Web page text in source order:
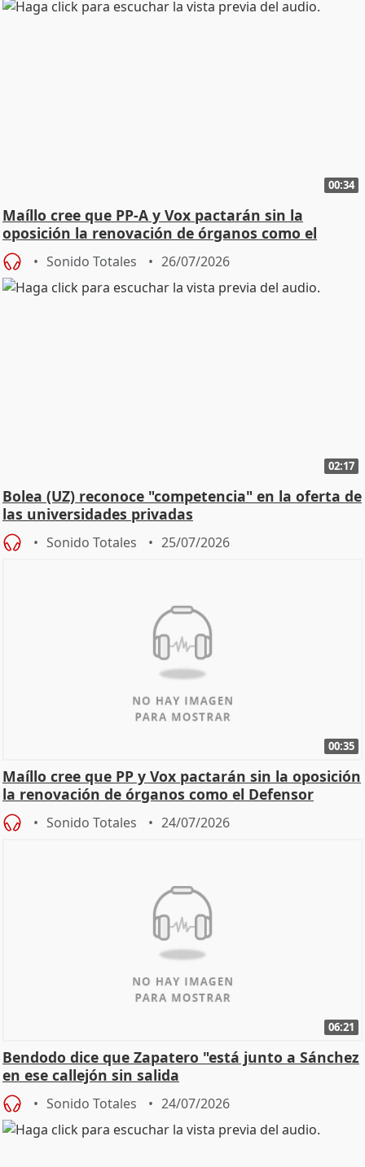
00:34
Maíllo cree que PP-A y Vox pactarán sin la
oposición la renovación de órganos como el
Defensor
Sonido Totales 26/07/2026
02:17
Bolea (UZ) reconoce "competencia" en la oferta de
las universidades privadas
Sonido Totales 25/07/2026
00:35
Maíllo cree que PP y Vox pactarán sin la oposición
la renovación de órganos como el Defensor
Sonido Totales 24/07/2026
06:21
Bendodo dice que Zapatero "está junto a Sánchez
en ese callejón sin salida
Sonido Totales 24/07/2026